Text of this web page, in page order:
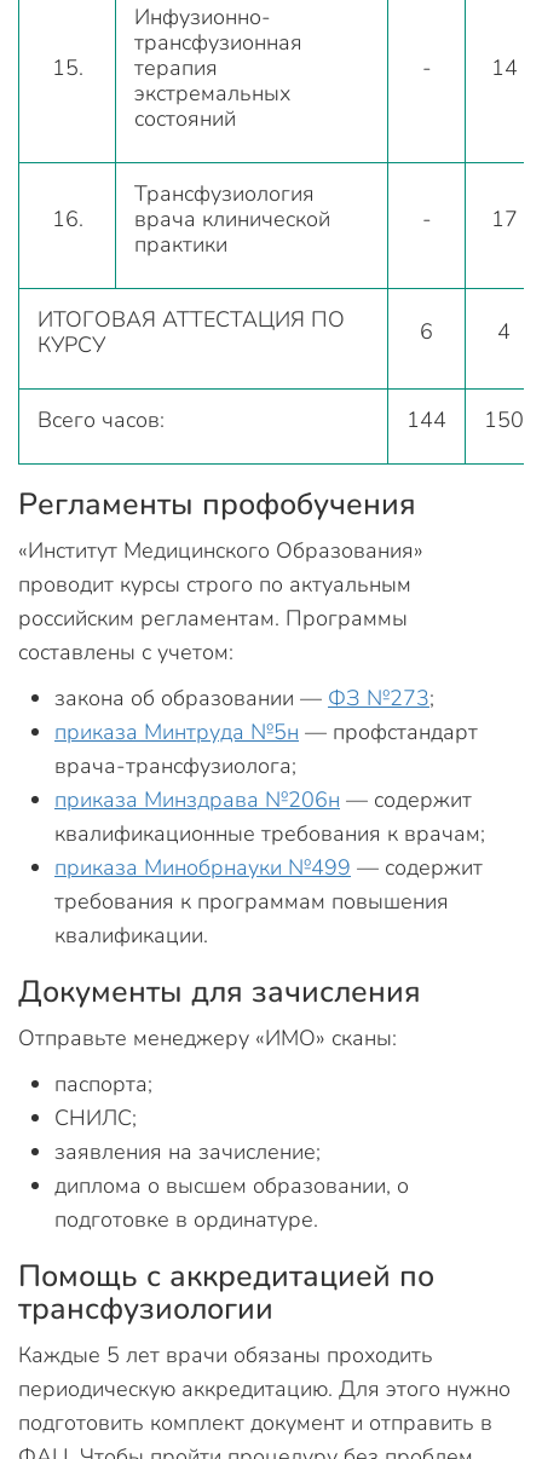
15.
Инфузионно-
трансфузионная
терапия
экстремальных
состояний
- 14
16.
Трансфузиология
врача клинической
практики
- 17
ИТОГОВАЯ АТТЕСТАЦИЯ ПО
КУРСУ
6 4
Всего часов: 144 150
Регламенты профобучения
«Институт Медицинского Образования»
проводит курсы строго по актуальным
российским регламентам. Программы
составлены с учетом:
закона об образовании — ФЗ №273;
приказа Минтруда №5н — профстандарт
врача-трансфузиолога;
приказа Минздрава №206н — содержит
квалификационные требования к врачам;
приказа Минобрнауки №499 — содержит
требования к программам повышения
квалификации.
Документы для зачисления
Отправьте менеджеру «ИМО» сканы:
паспорта;
СНИЛС;
заявления на зачисление;
диплома о высшем образовании, о
подготовке в ординатуре.
Помощь с аккредитацией по
трансфузиологии
Каждые 5 лет врачи обязаны проходить
периодическую аккредитацию. Для этого нужно
подготовить комплект документ и отправить в